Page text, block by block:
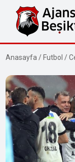
Anasayfa / Futbol /